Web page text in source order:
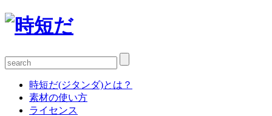
時短だ(ジタンダ)とは？
素材の使い方
ライセンス